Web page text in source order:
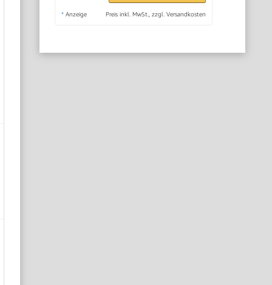
* Anzeige Preis inkl. MwSt., zzgl. Versandkosten